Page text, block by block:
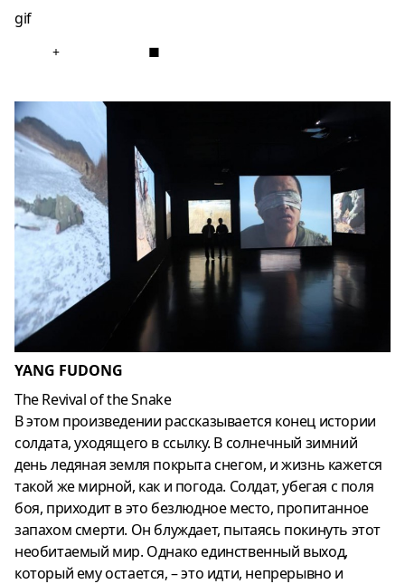
gif
+ ■
YANG FUDONG
The Revival of the Snake
В этом произведении рассказывается конец истории
солдата, уходящего в ссылку. В солнечный зимний
день ледяная земля покрыта снегом, и жизнь кажется
такой же мирной, как и погода. Солдат, убегая с поля
боя, приходит в это безлюдное место, пропитанное
запахом смерти. Он блуждает, пытаясь покинуть этот
необитаемый мир. Однако единственный выход,
который ему остается, – это идти, непрерывно и